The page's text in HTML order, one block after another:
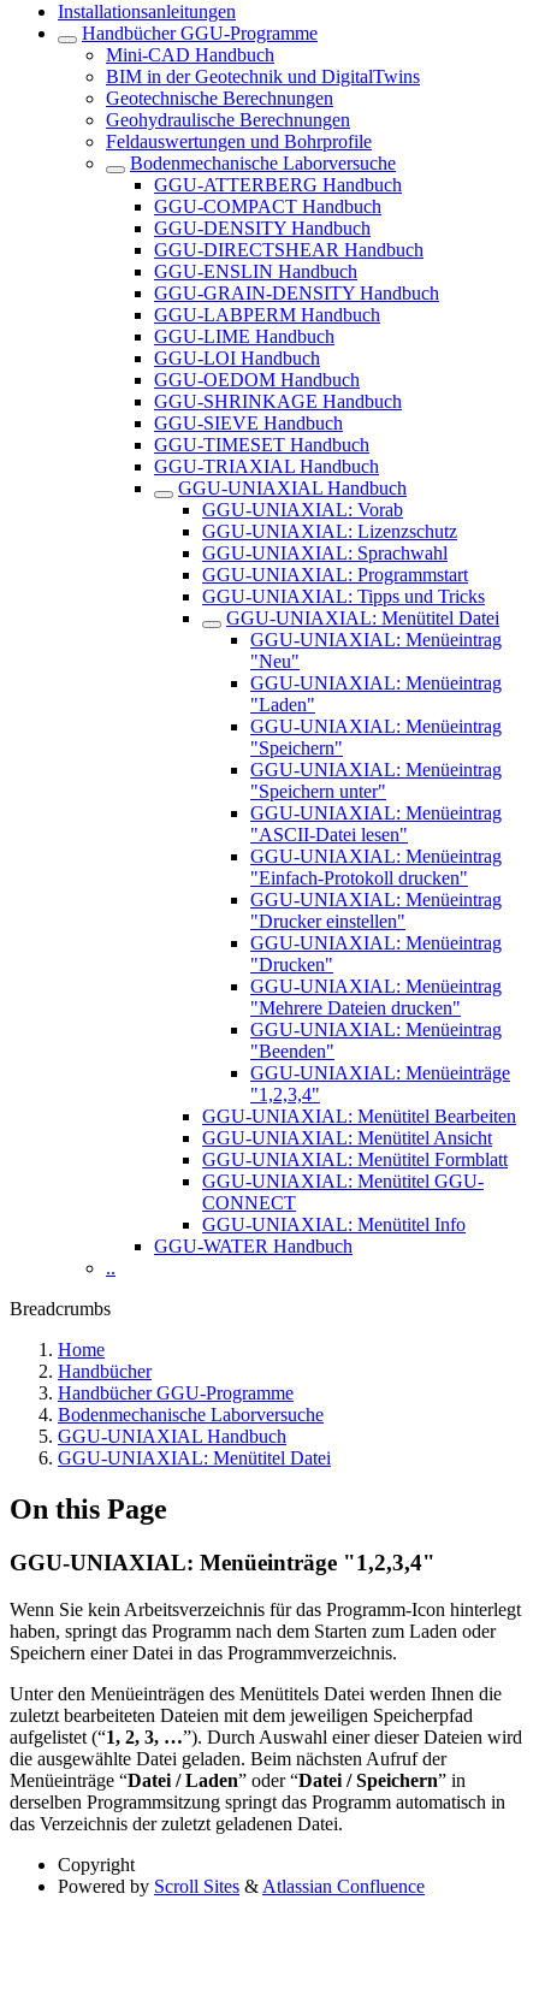
Installationsanleitungen
Handbücher GGU-Programme
Mini-CAD Handbuch
BIM in der Geotechnik und DigitalTwins
Geotechnische Berechnungen
Geohydraulische Berechnungen
Feldauswertungen und Bohrprofile
Bodenmechanische Laborversuche
GGU-ATTERBERG Handbuch
GGU-COMPACT Handbuch
GGU-DENSITY Handbuch
GGU-DIRECTSHEAR Handbuch
GGU-ENSLIN Handbuch
GGU-GRAIN-DENSITY Handbuch
GGU-LABPERM Handbuch
GGU-LIME Handbuch
GGU-LOI Handbuch
GGU-OEDOM Handbuch
GGU-SHRINKAGE Handbuch
GGU-SIEVE Handbuch
GGU-TIMESET Handbuch
GGU-TRIAXIAL Handbuch
GGU-UNIAXIAL Handbuch
GGU-UNIAXIAL: Vorab
GGU-UNIAXIAL: Lizenzschutz
GGU-UNIAXIAL: Sprachwahl
GGU-UNIAXIAL: Programmstart
GGU-UNIAXIAL: Tipps und Tricks
GGU-UNIAXIAL: Menütitel Datei
GGU-UNIAXIAL: Menüeintrag
"Neu"
GGU-UNIAXIAL: Menüeintrag
"Laden"
GGU-UNIAXIAL: Menüeintrag
"Speichern"
GGU-UNIAXIAL: Menüeintrag
"Speichern unter"
GGU-UNIAXIAL: Menüeintrag
"ASCII-Datei lesen"
GGU-UNIAXIAL: Menüeintrag
"Einfach-Protokoll drucken"
GGU-UNIAXIAL: Menüeintrag
"Drucker einstellen"
GGU-UNIAXIAL: Menüeintrag
"Drucken"
GGU-UNIAXIAL: Menüeintrag
"Mehrere Dateien drucken"
GGU-UNIAXIAL: Menüeintrag
"Beenden"
GGU-UNIAXIAL: Menüeinträge
"1,2,3,4"
GGU-UNIAXIAL: Menütitel Bearbeiten
GGU-UNIAXIAL: Menütitel Ansicht
GGU-UNIAXIAL: Menütitel Formblatt
GGU-UNIAXIAL: Menütitel GGU-
CONNECT
GGU-UNIAXIAL: Menütitel Info
GGU-WATER Handbuch
..
Breadcrumbs
Home
Handbücher
Handbücher GGU-Programme
Bodenmechanische Laborversuche
GGU-UNIAXIAL Handbuch
GGU-UNIAXIAL: Menütitel Datei
On this Page
GGU-UNIAXIAL: Menüeinträge "1,2,3,4"
Wenn Sie kein Arbeitsverzeichnis für das Programm-Icon hinterlegt
haben, springt das Programm nach dem Starten zum Laden oder
Speichern einer Datei in das Programmverzeichnis.
Unter den Menüeinträgen des Menütitels Datei werden Ihnen die
zuletzt bearbeiteten Dateien mit dem jeweiligen Speicherpfad
aufgelistet (“1, 2, 3, …”). Durch Auswahl einer dieser Dateien wird
die ausgewählte Datei geladen. Beim nächsten Aufruf der
Menüeinträge “Datei / Laden” oder “Datei / Speichern” in
derselben Programmsitzung springt das Programm automatisch in
das Verzeichnis der zuletzt geladenen Datei.
Copyright
Powered by Scroll Sites & Atlassian Confluence